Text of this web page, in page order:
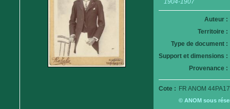
1904-1907
Auteur :
Territoire :
Type de document :
Support et dimensions :
Provenance :
Cote : FR ANOM
© ANOM sous